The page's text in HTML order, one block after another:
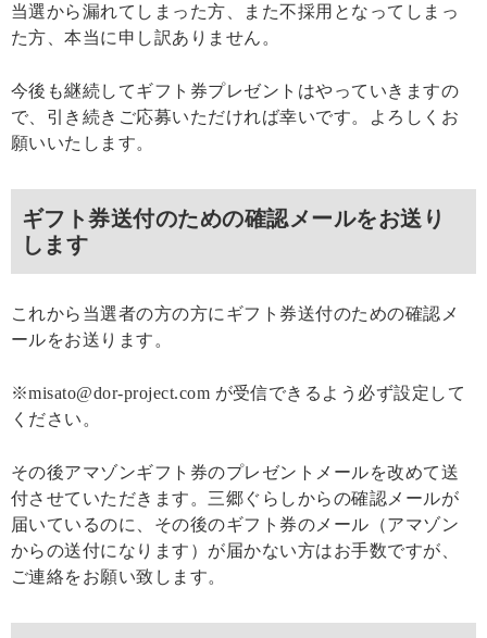
当選から漏れてしまった方、また不採用となってしまっ
た方、本当に申し訳ありません。
今後も継続してギフト券プレゼントはやっていきますの
で、引き続きご応募いただければ幸いです。よろしくお
願いいたします。
ギフト券送付のための確認メールをお送り
します
これから当選者の方の方にギフト券送付のための確認メ
ールをお送ります。
※misato@dor-project.com が受信できるよう必ず設定して
ください。
その後アマゾンギフト券のプレゼントメールを改めて送
付させていただきます。三郷ぐらしからの確認メールが
届いているのに、その後のギフト券のメール（アマゾン
からの送付になります）が届かない方はお手数ですが、
ご連絡をお願い致します。